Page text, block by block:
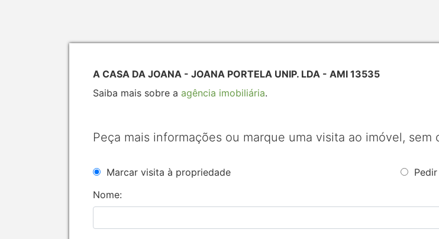
A CASA DA JOANA - JOANA PORTELA UNIP. LDA - AMI 13535
Saiba mais sobre a agência imobiliária.
Peça mais informações ou marque uma visita ao imóvel, sem
Marcar visita à propriedade
Nome: